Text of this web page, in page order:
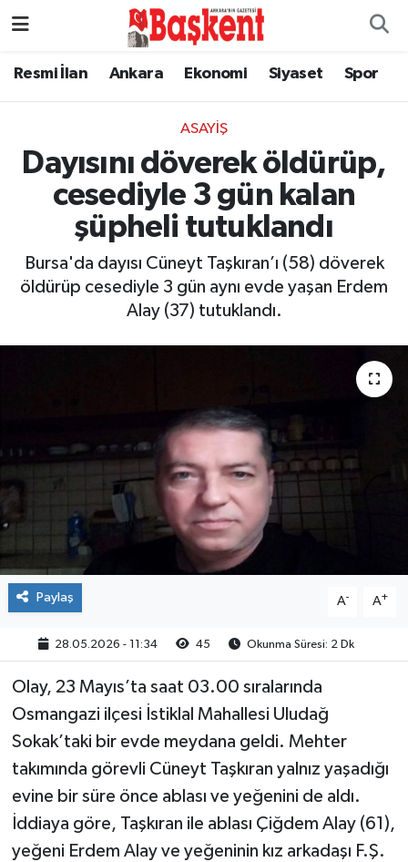
Resmi İlan Ankara Ekonomi Siyaset Spor
ASAYIŞ
Dayısını döverek öldürüp,
cesediyle 3 gün kalan
şüpheli tutuklandı
Bursa'da dayısı Cüneyt Taşkıran’ı (58) döverek
öldürüp cesediyle 3 gün aynı evde yaşan Erdem
Alay (37) tutuklandı.
Paylaş A- A+
28.05.2026 - 11:34 45 Okunma Süresi: 2 Dk
Olay, 23 Mayıs’ta saat 03.00 sıralarında
Osmangazi ilçesi İstiklal Mahallesi Uludağ
Sokak’taki bir evde meydana geldi. Mehter
takımında görevli Cüneyt Taşkıran yalnız yaşadığı
evine bir süre önce ablası ve yeğenini de aldı.
İddiaya göre, Taşkıran ile ablası Çiğdem Alay (61),
yeğeni Erdem Alay ve yeğeninin kız arkadaşı F.Ş.